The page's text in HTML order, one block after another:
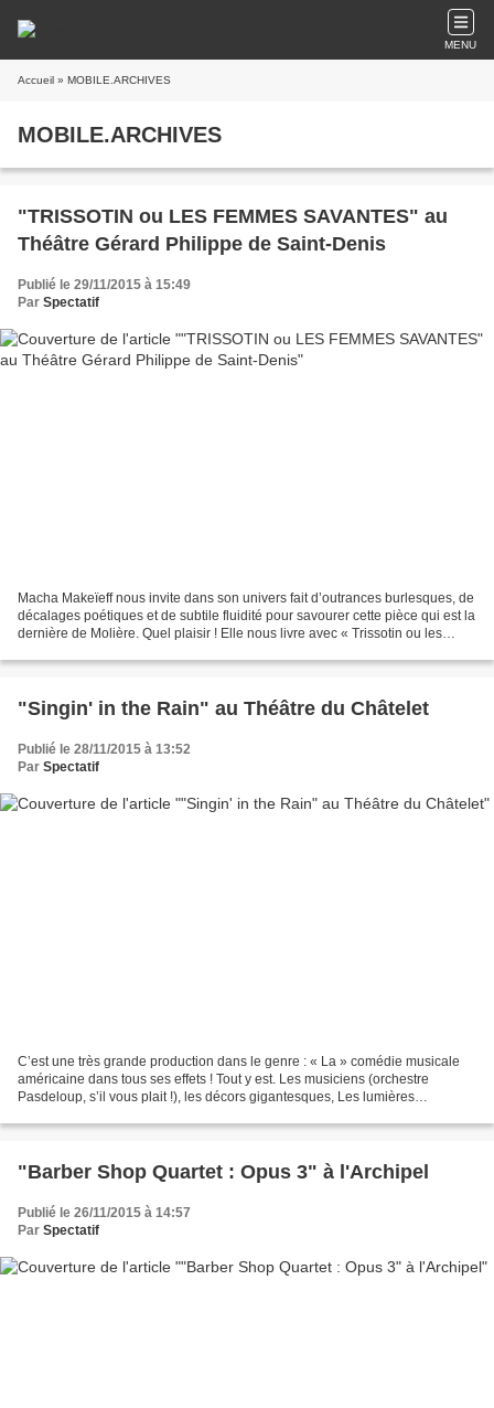
MENU
Accueil » MOBILE.ARCHIVES
MOBILE.ARCHIVES
"TRISSOTIN ou LES FEMMES SAVANTES" au
Théâtre Gérard Philippe de Saint-Denis
Publié le 29/11/2015 à 15:49
Par Spectatif
Macha Makeïeff nous invite dans son univers fait d’outrances burlesques, de
décalages poétiques et de subtile fluidité pour savourer cette pièce qui est la
dernière de Molière. Quel plaisir ! Elle nous livre avec « Trissotin ou les
"Singin' in the Rain" au Théâtre du Châtelet
Publié le 28/11/2015 à 13:52
Par Spectatif
C’est une très grande production dans le genre : « La » comédie musicale
américaine dans tous ses effets ! Tout y est. Les musiciens (orchestre
Pasdeloup, s’il vous plait !), les décors gigantesques, Les lumières
"Barber Shop Quartet : Opus 3" à l'Archipel
Publié le 26/11/2015 à 14:57
Par Spectatif